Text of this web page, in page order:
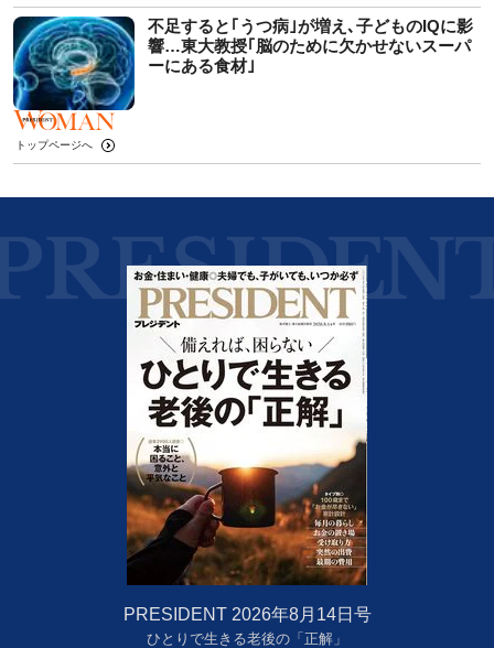
不足すると｢うつ病｣が増え､子どものIQに影
響…東大教授｢脳のために欠かせないスーパ
ーにある食材｣
トップページへ
PRESIDENT 2026年8月14日号
ひとりで生きる老後の「正解」